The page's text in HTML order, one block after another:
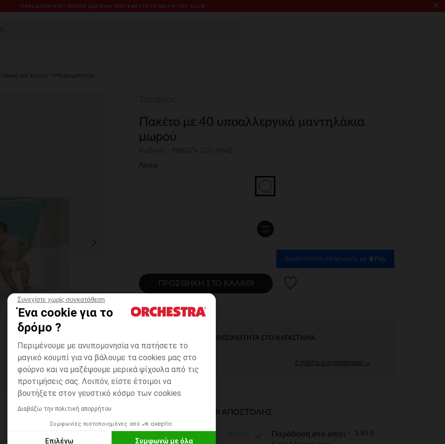
Συνεχίστε χωρίς συγκατάθεση
Ένα cookie για το
δρόμο ?
Περιμένουμε με ανυπομονησία να πατήσετε το
μαγικό κουμπί για να βάλουμε τα cookies μας στο
φούρνο και να μαζέψουμε μερικά ψίχουλα από τις
προτιμήσεις σας. Λοιπόν, είστε έτοιμοι να
βουτήξετε στον γευστικό κόσμο των cookies
Διαβάζω την πολιτική απορρήτου
Συμφωνίες πιστοποιημένες από
Επιλέγω Συμφωνώ με όλα
ΠΑΡΆΔΟΣΗ ΚΑΤ' ΟΊΚΟΝ ΔΩΡΕΑΝ ΑΠΌ €60 ΓΙΑ ΤΑ ΜΈΛΗ ΤΟΥ CLUB* ×
και Υγιεινή Μωρομαντηλα
Πακέτο με 40 υποαλλεργικά μαντηλάκια
μωρού
Λευκό
one
size
Δυνατότητα πληρωμής με
ΠΡΟΣΘΉΚΗ ΣΤΟ ΚΑΛΆΘΙ
ΆΜΕΣΗ ΔΙΑΘΕΣΙΜΌΤΗΤΑ ΣΤΟ ΚΑΤΆΣΤΗΜΑ
Επιλέξτε ένα κατάστημα →
ΔΙΑΘΈΣΙΜΟΙ ΤΡΌΠΟΙ ΑΠΟΣΤΟΛΉΣ
ΣΕ ΚΑΤΑΣΤΗΜΑ Παράδοση στο σπίτι 3,90 €